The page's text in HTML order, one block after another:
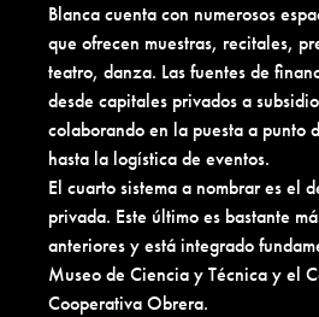
Blanca cuenta con numerosos
que ofrecen muestras, recitales,
teatro, danza. Las fuentes de
desde capitales privados a
colaborando en la puesta a punto
hasta la logística de eventos.
El cuarto sistema a nombrar es el
privada. Este último es bastante
anteriores y está integrado
Museo de Ciencia y Técnica y el
Cooperativa Obrera.